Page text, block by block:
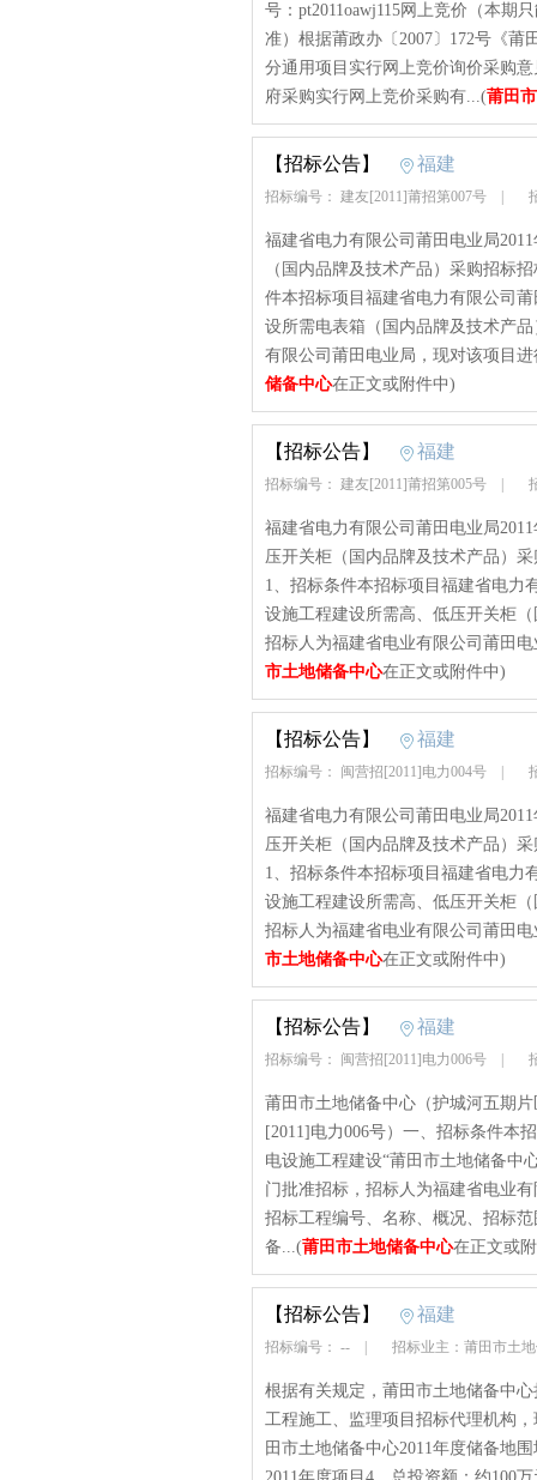
号：pt2011oawj115网上竞价（本期
准）根据莆政办〔2007〕172号《
分通用项目实行网上竞价询价采购
府采购实行网上竞价采购有...(莆田
【招标公告】 福建
招标编号： 建友[2011]莆招第007号
福建省电力有限公司莆田电业局
（国内品牌及技术产品）采购招标
件本招标项目福建省电力有限公司
设所需电表箱（国内品牌及技术产
有限公司莆田电业局，现对该项目
储备中心在正文或附件中)
【招标公告】 福建
招标编号： 建友[2011]莆招第005号
福建省电力有限公司莆田电业局
压开关柜（国内品牌及技术产品）
1、招标条件本招标项目福建省电力
设施工程建设所需高、低压开关柜
招标人为福建省电业有限公司莆田
市土地储备中心在正文或附件中)
【招标公告】 福建
招标编号： 闽营招[2011]电力004号
福建省电力有限公司莆田电业局
压开关柜（国内品牌及技术产品）
1、招标条件本招标项目福建省电力
设施工程建设所需高、低压开关柜
招标人为福建省电业有限公司莆田
市土地储备中心在正文或附件中)
【招标公告】 福建
招标编号： 闽营招[2011]电力006号
莆田市土地储备中心（护城河五期
[2011]电力006号）一、招标条件本
电设施工程建设“莆田市土地储备中
门批准招标，招标人为福建省电业
招标工程编号、名称、概况、招标
备...(莆田市土地储备中心在正文或
【招标公告】 福建
招标编号： -- 招标业主：莆田市土
根据有关规定，莆田市土地储备中
工程施工、监理项目招标代理机构
田市土地储备中心2011年度储备地